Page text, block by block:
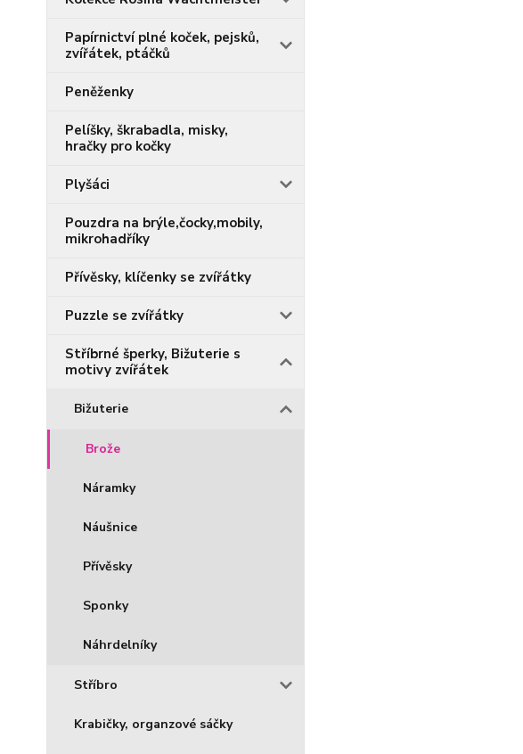
Papírnictví plné koček, pejsků,
zvířátek, ptáčků
Peněženky
Pelíšky, škrabadla, misky,
hračky pro kočky
Plyšáci
Pouzdra na brýle,čocky,mobily,
mikrohadříky
Přívěsky, klíčenky se zvířátky
Puzzle se zvířátky
Stříbrné šperky, Bižuterie s
motivy zvířátek
Bižuterie
Brože
Náramky
Náušnice
Přívěsky
Sponky
Náhrdelníky
Stříbro
Krabičky, organzové sáčky